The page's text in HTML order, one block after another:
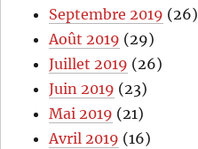
Septembre 2019 (26)
Août 2019 (29)
Juillet 2019 (26)
Juin 2019 (23)
Mai 2019 (21)
Avril 2019 (16)